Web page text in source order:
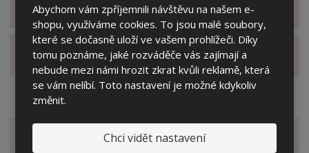
Abychom vám zpříjemnili návštěvu na našem e-
shopu, využíváme cookies. To jsou malé soubory,
které se dočasně uloží ve vašem prohlížeči. Díky
tomu poznáme, jaké rozváděče vás zajímají a
nebude mezi námi hrozit zkrat kvůli reklamě, která
se vám nelíbí. Toto nastavení je možné kdykoliv
změnit.
Chci vidět nastavení
Zobrazit hodnocení produktu
Zobrazit alternativní produkty
VŠECHNY KATEGORIE